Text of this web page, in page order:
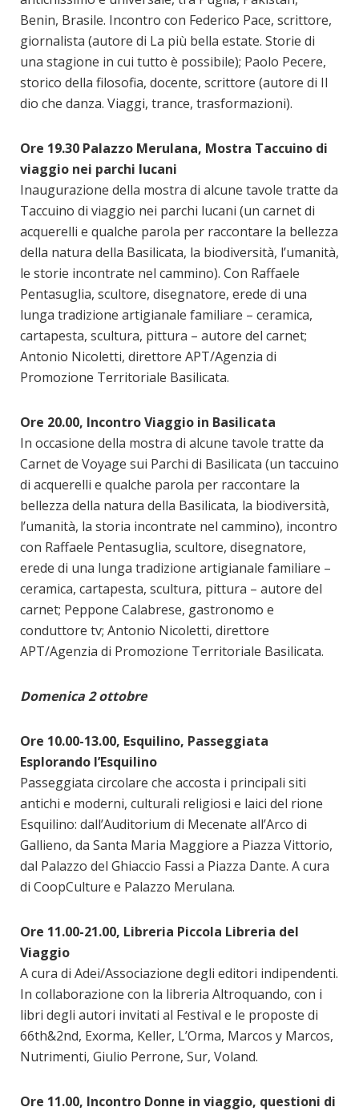
Benin, Brasile. Incontro con Federico Pace, scrittore,
giornalista (autore di La più bella estate. Storie di
una stagione in cui tutto è possibile); Paolo Pecere,
storico della filosofia, docente, scrittore (autore di Il
dio che danza. Viaggi, trance, trasformazioni).
Ore 19.30 Palazzo Merulana, Mostra Taccuino di
viaggio nei parchi lucani
Inaugurazione della mostra di alcune tavole tratte da
Taccuino di viaggio nei parchi lucani (un carnet di
acquerelli e qualche parola per raccontare la bellezza
della natura della Basilicata, la biodiversità, l’umanità,
le storie incontrate nel cammino). Con Raffaele
Pentasuglia, scultore, disegnatore, erede di una
lunga tradizione artigianale familiare – ceramica,
cartapesta, scultura, pittura – autore del carnet;
Antonio Nicoletti, direttore APT/Agenzia di
Promozione Territoriale Basilicata.
Ore 20.00, Incontro Viaggio in Basilicata
In occasione della mostra di alcune tavole tratte da
Carnet de Voyage sui Parchi di Basilicata (un taccuino
di acquerelli e qualche parola per raccontare la
bellezza della natura della Basilicata, la biodiversità,
l’umanità, la storia incontrate nel cammino), incontro
con Raffaele Pentasuglia, scultore, disegnatore,
erede di una lunga tradizione artigianale familiare –
ceramica, cartapesta, scultura, pittura – autore del
carnet; Peppone Calabrese, gastronomo e
conduttore tv; Antonio Nicoletti, direttore
APT/Agenzia di Promozione Territoriale Basilicata.
Domenica 2 ottobre
Ore 10.00-13.00, Esquilino, Passeggiata
Esplorando l’Esquilino
Passeggiata circolare che accosta i principali siti
antichi e moderni, culturali religiosi e laici del rione
Esquilino: dall’Auditorium di Mecenate all’Arco di
Gallieno, da Santa Maria Maggiore a Piazza Vittorio,
dal Palazzo del Ghiaccio Fassi a Piazza Dante. A cura
di CoopCulture e Palazzo Merulana.
Ore 11.00-21.00, Libreria Piccola Libreria del
Viaggio
A cura di Adei/Associazione degli editori indipendenti.
In collaborazione con la libreria Altroquando, con i
libri degli autori invitati al Festival e le proposte di
66th&2nd, Exorma, Keller, L’Orma, Marcos y Marcos,
Nutrimenti, Giulio Perrone, Sur, Voland.
Ore 11.00, Incontro Donne in viaggio, questioni di